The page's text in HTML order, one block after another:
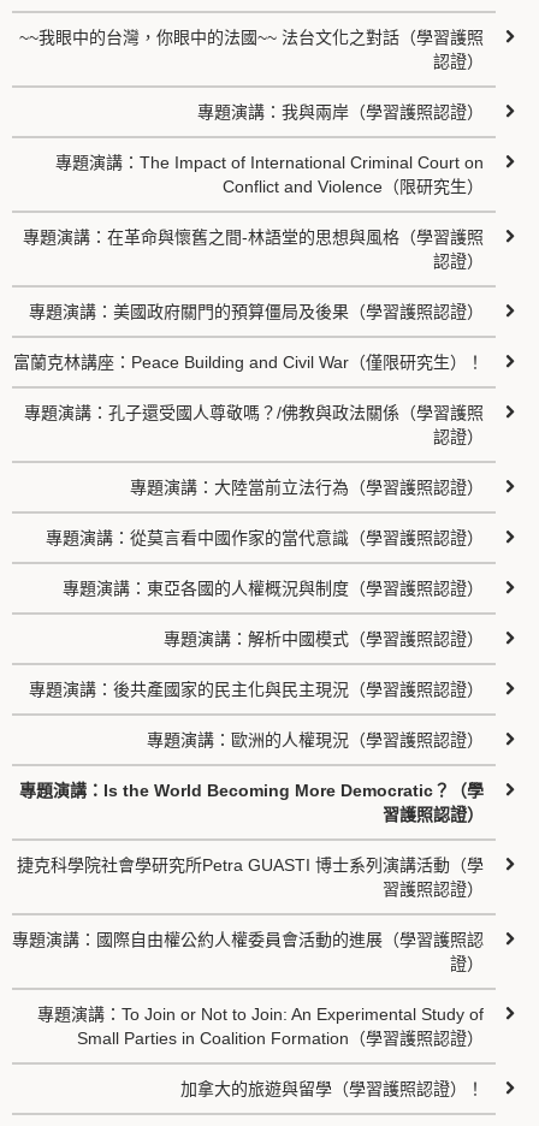
~~我眼中的台灣，你眼中的法國~~ 法台文化之對話（學習護照
認證）
專題演講：我與兩岸（學習護照認證）
專題演講：The Impact of International Criminal Court on
Conflict and Violence（限研究生）
專題演講：在革命與懷舊之間-林語堂的思想與風格（學習護照
認證）
專題演講：美國政府關門的預算僵局及後果（學習護照認證）
富蘭克林講座：Peace Building and Civil War（僅限研究生）！
專題演講：孔子還受國人尊敬嗎？/佛教與政法關係（學習護照
認證）
專題演講：大陸當前立法行為（學習護照認證）
專題演講：從莫言看中國作家的當代意識（學習護照認證）
專題演講：東亞各國的人權概況與制度（學習護照認證）
專題演講：解析中國模式（學習護照認證）
專題演講：後共產國家的民主化與民主現況（學習護照認證）
專題演講：歐洲的人權現況（學習護照認證）
專題演講：Is the World Becoming More Democratic？（學
習護照認證）
捷克科學院社會學研究所Petra GUASTI 博士系列演講活動（學
習護照認證）
專題演講：國際自由權公約人權委員會活動的進展（學習護照認
證）
專題演講：To Join or Not to Join: An Experimental Study of
Small Parties in Coalition Formation（學習護照認證）
加拿大的旅遊與留學（學習護照認證）！